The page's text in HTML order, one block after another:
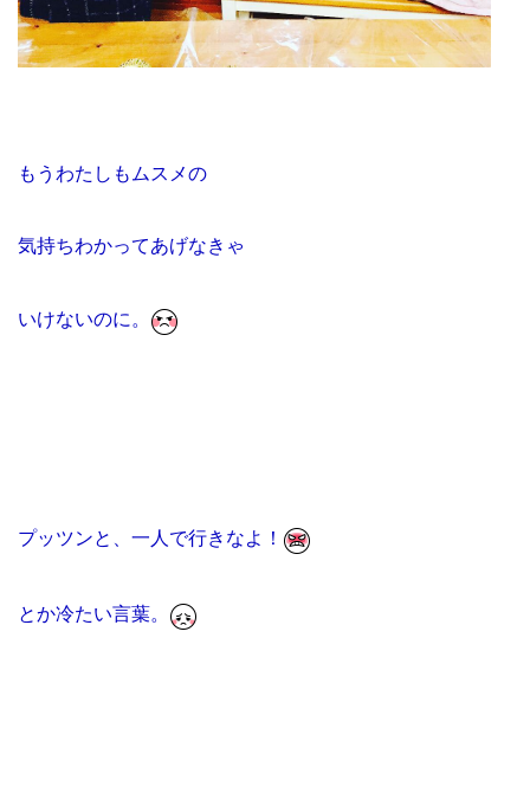
もうわたしもムスメの
気持ちわかってあげなきゃ
いけないのに。
プッツンと、一人で行きなよ！
とか冷たい言葉。